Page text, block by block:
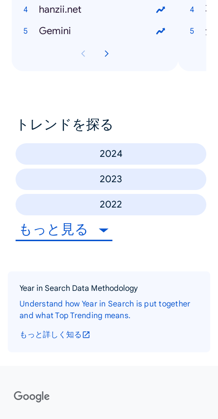
hanzii.net
Gemini
不
角
トレンドを探る
2024
2023
2022
もっと見る
Year in Search Data Methodology
Understand how Year in Search is put together
and what Top Trending means.
もっと詳しく知る